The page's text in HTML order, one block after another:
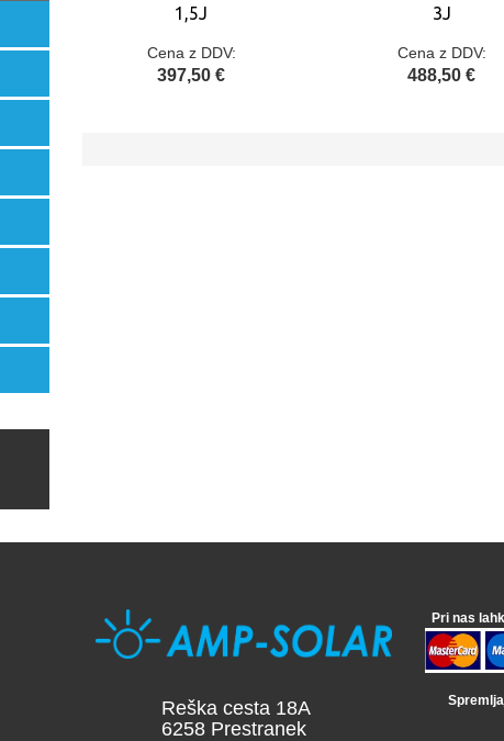
1,5J
Cena z DDV:
397,50 €
3J
Cena z DDV:
488,50 €
Reška cesta 18A
6258 Prestranek
Pri nas